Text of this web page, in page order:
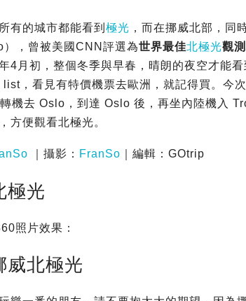
有的城市都能看到 極光 ，而在挪威北部，同
），曾被美國CNN評選為世界最佳北極光觀測
4月初，整個冬季與早春，晴朗的夜空才能
，看見有特價機票去歐洲，就記得買。今
機去 Oslo，到達 Oslo 後，再坐內陸機入
方便觀看北極光。
｜攝影： FranSo ｜編輯：GOtrip
極光
照片效果：
威北極光